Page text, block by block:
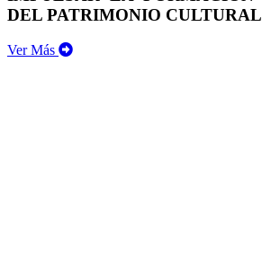
DEL PATRIMONIO CULTURAL
Ver Más